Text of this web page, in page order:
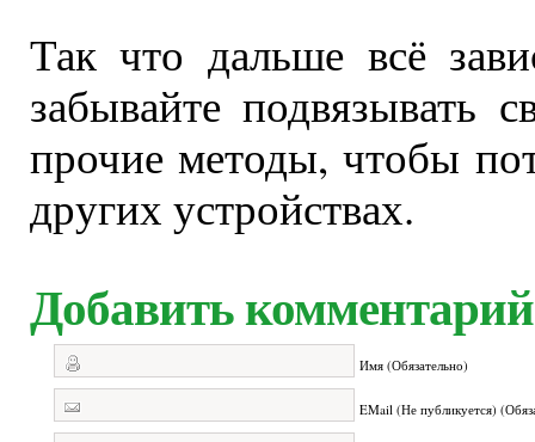
Так что дальше всё
забывайте подвязывать
прочие методы, чтобы
других устройствах.
Добавить комментарий
Имя (Обязательно)
EMail (Не публикуется)